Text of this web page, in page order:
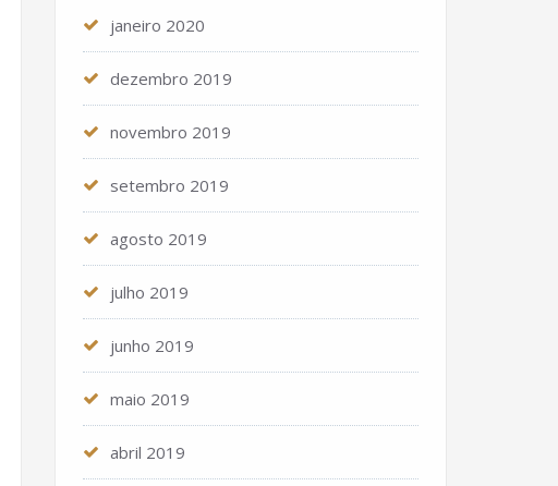
janeiro 2020
dezembro 2019
novembro 2019
setembro 2019
agosto 2019
julho 2019
junho 2019
maio 2019
abril 2019